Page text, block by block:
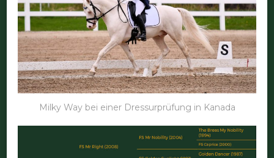
Milky Way bei einer Dressurprüfung in Kanada